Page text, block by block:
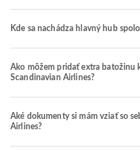
Kde sa nachádza hlavný hub
Ako môžem pridať extra batožinu
Scandinavian Airlines?
Aké dokumenty si mám vziať so
Airlines?